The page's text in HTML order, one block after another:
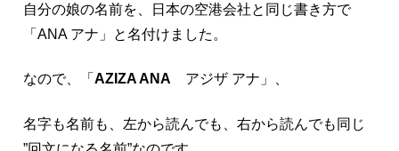
自分の娘の名前を、日本の空港会社と同じ書き方で
「ANA アナ」と名付けました。
なので、「 AZIZA ANA アジザ アナ」、
名字も名前も、左から読んでも、右から読んでも同じ